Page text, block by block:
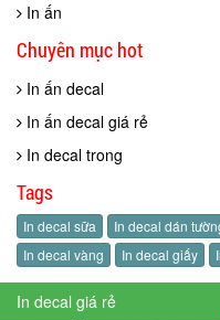
In ấn
Chuyên mục hot
In ấn decal
In ấn decal giá rẻ
In decal trong
Tags
In decal sữa In decal dán
In decal vàng
In decal giấy
In decal giá rẻ